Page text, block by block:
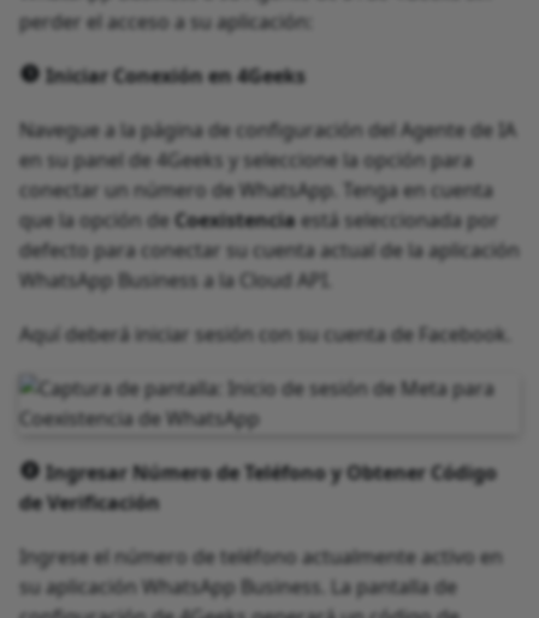
perder el acceso a su aplicación:
Iniciar Conexión en 4Geeks
Navegue a la página de configuración del Agente de IA
en su panel de 4Geeks y seleccione la opción para
conectar un número de WhatsApp. Tenga en cuenta
que la opción de Coexistenciaestá seleccionada por
defecto para conectar su cuenta actual de la aplicación
WhatsApp Business a la Cloud API.
Aquí deberá iniciar sesión con su cuenta de Facebook.
Ingresar Número de Teléfono y Obtener Código
de Verificación
Ingrese el número de teléfono actualmente activo en
su aplicación WhatsApp Business. La pantalla de